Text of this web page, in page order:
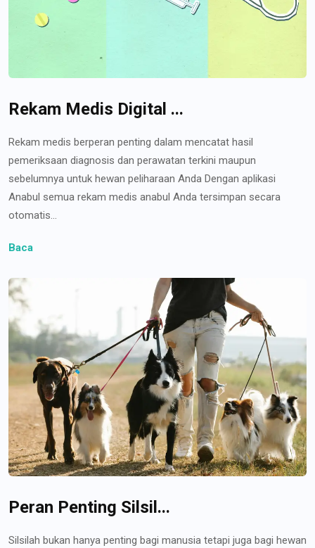
Rekam Medis Digital ...
Rekam medis berperan penting dalam mencatat hasil
pemeriksaan diagnosis dan perawatan terkini maupun
sebelumnya untuk hewan peliharaan Anda Dengan aplikasi
Anabul semua rekam medis anabul Anda tersimpan secara
otomatis...
Baca
Peran Penting Silsil...
Silsilah bukan hanya penting bagi manusia tetapi juga bagi hewan